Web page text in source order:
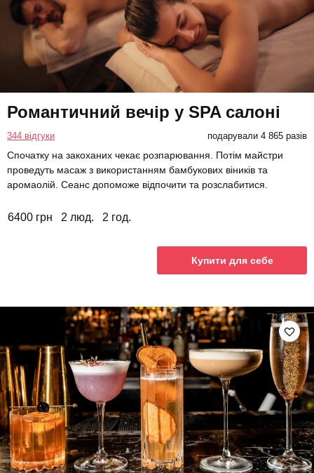
Романтичний вечір у SPA салоні
344 відгуки подарували 4 865 разів
Спочатку на закоханих чекає розпарювання. Потім майстри
проведуть масаж з використанням бамбукових віників та
аромаолій. Сеанс допоможе відпочити та розслабитися.
6400 грн 2 люд. 2 год.
Купити для себе